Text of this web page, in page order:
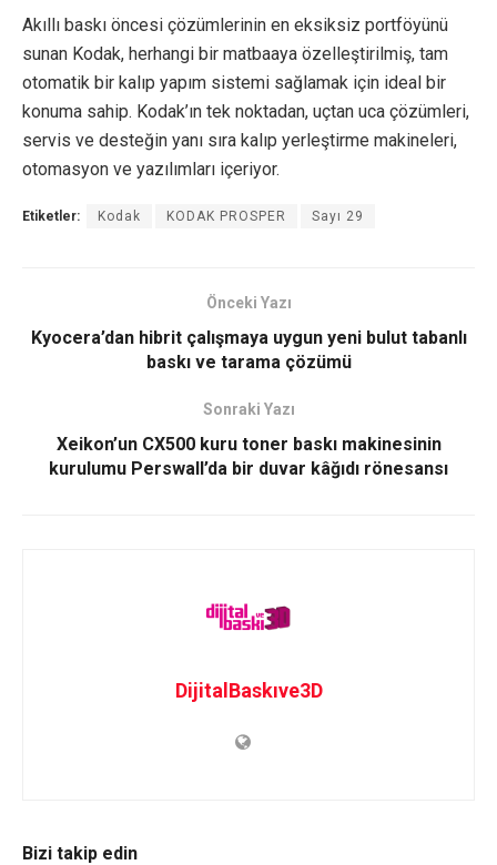
Akıllı baskı öncesi çözümlerinin en eksiksiz portföyünü
sunan Kodak, herhangi bir matbaaya özelleştirilmiş, tam
otomatik bir kalıp yapım sistemi sağlamak için ideal bir
konuma sahip. Kodak’ın tek noktadan, uçtan uca çözümleri,
servis ve desteğin yanı sıra kalıp yerleştirme makineleri,
otomasyon ve yazılımları içeriyor.
Etiketler: Kodak KODAK PROSPER Sayı 29
Önceki Yazı
Kyocera’dan hibrit çalışmaya uygun yeni bulut tabanlı
baskı ve tarama çözümü
Sonraki Yazı
Xeikon’un CX500 kuru toner baskı makinesinin
kurulumu Perswall’da bir duvar kâğıdı rönesansı
DijitalBaskıve3D
Bizi takip edin